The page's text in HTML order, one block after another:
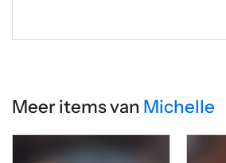
Meer items van Michelle